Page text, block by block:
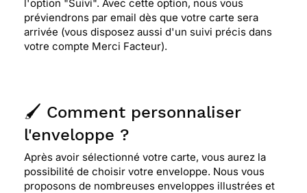
l'option "Suivi". Avec cette option, nous vous
préviendrons par email dès que votre carte sera
arrivée (vous disposez aussi d'un suivi précis dans
votre compte Merci Facteur).
🖌️ Comment personnaliser
l'enveloppe ?
Après avoir sélectionné votre carte, vous aurez la
possibilité de choisir votre enveloppe. Nous vous
proposons de nombreuses enveloppes illustrées et